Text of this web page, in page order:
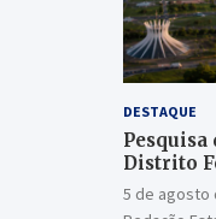
DESTAQUE
Distrito
aberto
5 de agosto